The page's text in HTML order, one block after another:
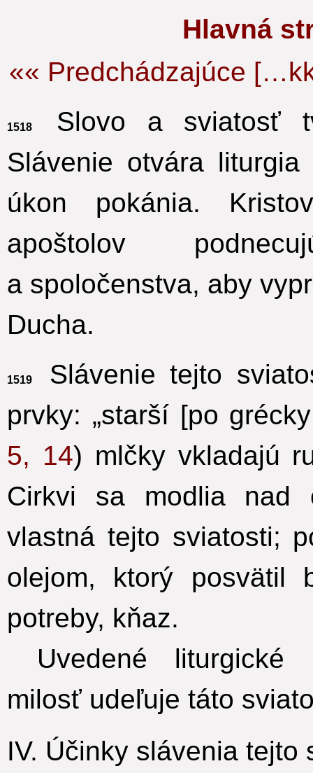
Hlavná
«« Predchádzajúce
1518
Slovo a sviatosť
Slávenie otvára
úkon pokánia.
apoštolov
a spoločenstva, aby
Ducha.
1519
Slávenie tejto
prvky: „starší [po
5, 14) mlčky vkladajú
Cirkvi sa modlia nad
vlastná tejto sviatosti;
olejom, ktorý posvätil
potreby, kňaz.
Uvedené
milosť udeľuje táto
IV. Účinky slávenia tejto